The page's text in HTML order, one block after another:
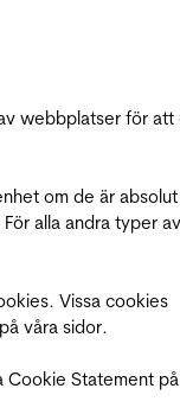
webbplatser för att
om de är absolut
alla andra typer av
Vissa cookies
våra sidor.
Cookie Statement